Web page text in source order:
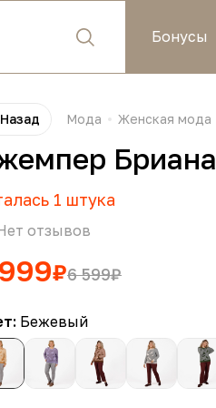
Бонусы
Назад Мода Женская мода
Бриана
1 штука
отзывов
₽6 599₽
Бежевый